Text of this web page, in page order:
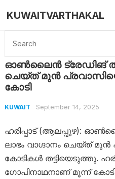
KUWAITVARTHAKAL
Home Kuwait ഓൺലൈൻ ട്രേഡിങ് തട്ടിപ്പ്,
ഓൺലൈൻ ട്രേഡിങ്
ചെയ്ത് മുൻ
കോടി
KUWAIT September 14, 2025
ഹരിപ്പാട് (ആലപ്പുഴ):
ലാഭം വാഗ്ദാനം ചെയ്ത് മുൻ
കോടികൾ തട്ടിയെടുത്തു.
ഗോപിനാഥനാണ് മൂന്ന്